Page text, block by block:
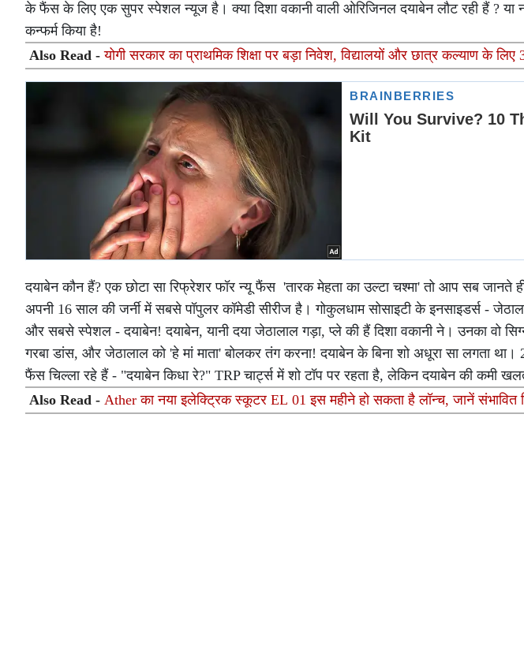
के फैंस के लिए एक सुपर स्पेशल न्यूज है। क्या दिशा वकानी वाली ओरिजिनल दयाबेन लौट रही हैं ?
कन्फर्म किया है!
Also Read -योगी सरकार का प्राथमिक शिक्षा पर बड़ा निवेश, विद्यालयों और छात्र कल्याण के
दयाबेन कौन हैं? एक छोटा सा रिफ्रेशर फॉर न्यू फैंस 'तारक मेहता का उल्टा चश्मा' तो आप सब
अपनी 16 साल की जर्नी में सबसे पॉपुलर कॉमेडी सीरीज है। गोकुलधाम सोसाइटी के इनसाइडर्स -
और सबसे स्पेशल - दयाबेन! दयाबेन, यानी दया जेठालाल गड़ा, प्ले की हैं दिशा वकानी ने। उनका वो
गरबा डांस, और जेठालाल को 'हे मां माता' बोलकर तंग करना! दयाबेन के बिना शो अधूरा सा लगता
फैंस चिल्ला रहे हैं - "दयाबेन किधा रे?" TRP चार्ट्स में शो टॉप पर रहता है, लेकिन दयाबेन की कमी
Also Read - Ather का नया इलेक्ट्रिक स्कूटर EL 01 इस महीने हो सकता है लॉन्च, जानें संभावित